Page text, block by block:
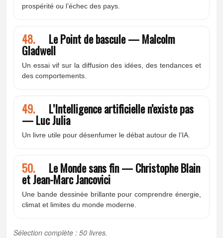
prospérité ou l’échec des pays.
48. Le Point de bascule — Malcolm
Gladwell
Un essai vif sur la diffusion des idées, des tendances et
des comportements.
49. L’Intelligence artificielle n’existe pas
— Luc Julia
Un livre utile pour désenfumer le débat autour de l’IA.
50. Le Monde sans fin — Christophe Blain
et Jean-Marc Jancovici
Une bande dessinée brillante pour comprendre énergie,
climat et limites du monde moderne.
Sélection complète : 50 livres.